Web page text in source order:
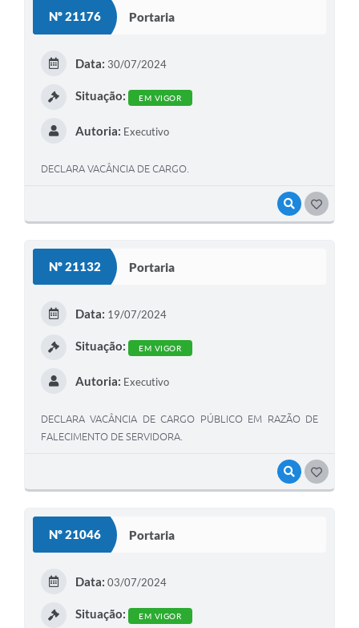
Nº 21176 Portaria
VISUALIZAR
Data: 30/07/2024
Situação: EM VIGOR
Autoria: Executivo
DECLARA VACÂNCIA DE CARGO.
Nº 21132 Portaria
VISUALIZAR
Data: 19/07/2024
Situação: EM VIGOR
Autoria: Executivo
DECLARA VACÂNCIA DE CARGO PÚBLICO EM RAZÃO DE
FALECIMENTO DE SERVIDORA.
Nº 21046 Portaria
Data: 03/07/2024
Situação: EM VIGOR